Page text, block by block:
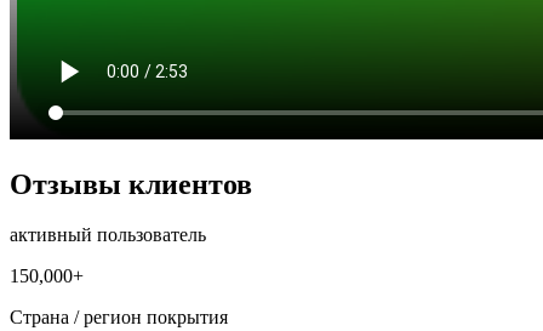
Отзывы клиентов
активный пользователь
150,000+
Страна / регион покрытия